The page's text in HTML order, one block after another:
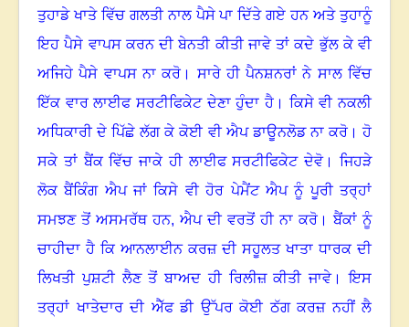
ਤੁਹਾਡੇ ਖਾਤੇ ਵਿੱਚ ਗਲਤੀ ਨਾਲ ਪੈਸੇ ਪਾ ਦਿੱਤੇ ਗਏ ਹਨ ਅਤੇ ਤੁਹਾਨੂੰ
ਇਹ ਪੈਸੇ ਵਾਪਸ ਕਰਨ ਦੀ ਬੇਨਤੀ ਕੀਤੀ ਜਾਵੇ ਤਾਂ ਕਦੇ ਭੁੱਲ ਕੇ ਵੀ
ਅਜਿਹੇ ਪੈਸੇ ਵਾਪਸ ਨਾ ਕਰੋ । ਸਾਰੇ ਹੀ ਪੈਨਸ਼ਨਰਾਂ ਨੇ ਸਾਲ ਵਿੱਚ
ਇੱਕ ਵਾਰ ਲਾਈਫ ਸਰਟੀਫਿਕੇਟ ਦੇਣਾ ਹੁੰਦਾ ਹੈ । ਕਿਸੇ ਵੀ ਨਕਲੀ
ਅਧਿਕਾਰੀ ਦੇ ਪਿੱਛੇ ਲੱਗ ਕੇ ਕੋਈ ਵੀ ਐਪ ਡਾਊਨਲੋਡ ਨਾ ਕਰੋ।ਹੋ
ਸਕੇ ਤਾਂ ਬੈਂਕ ਵਿੱਚ ਜਾਕੇ ਹੀ ਲਾਈਫ ਸਰਟੀਫਿਕੇਟ ਦੇਵੋ।ਜਿਹੜੇ
ਲੋਕ ਬੈਂਕਿੰਗ ਐਪ ਜਾਂ ਕਿਸੇ ਵੀ ਹੋਰ ਪੇਮੈਂਟ ਐਪ ਨੂੰ ਪੂਰੀ ਤਰ੍ਹਾਂ
ਸਮਝਣ ਤੋਂ ਅਸਮਰੱਥ ਹਨ, ਐਪ ਦੀ ਵਰਤੋਂ ਹੀ ਨਾ ਕਰੋ ।ਬੈਂਕਾਂ ਨੂੰ
ਚਾਹੀਦਾ ਹੈ ਕਿ ਆਨਲਾਈਨ ਕਰਜ਼ ਦੀ ਸਹੂਲਤ ਖਾਤਾ ਧਾਰਕ ਦੀ
ਲਿਖਤੀ ਪੁਸ਼ਟੀ ਲੈਣ ਤੋਂ ਬਾਅਦ ਹੀ ਰਿਲੀਜ਼ ਕੀਤੀ ਜਾਵੇ।
ਇਸ
ਤਰ੍ਹਾਂ ਖਾਤੇਦਾਰ ਦੀ ਐੱਫ ਡੀ ਉੱਪਰ ਕੋਈ ਠੱਗ ਕਰਜ਼ ਨਹੀਂ ਲੈ